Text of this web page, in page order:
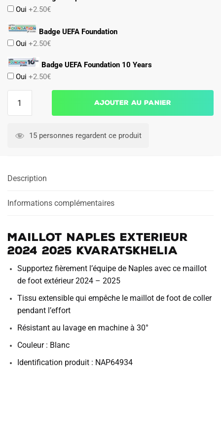
Oui +2.50€
Badge UEFA Foundation
Oui +2.50€
Badge UEFA Foundation 10 Years
Oui +2.50€
Naples
Kvaratskhelia
Ajouter au panier
15 personnes regardent ce produit
Description
Informations complémentaires
Maillot Naples Exterieur
2024 2025 Kvaratskhelia
Supportez fièrement l’équipe de Naples avec ce maillot
de foot extérieur 2024 – 2025
Tissu extensible qui empêche le maillot de foot de coller
pendant l’effort
Résistant au lavage en machine à 30°
Couleur : Blanc
Identification produit : NAP64934